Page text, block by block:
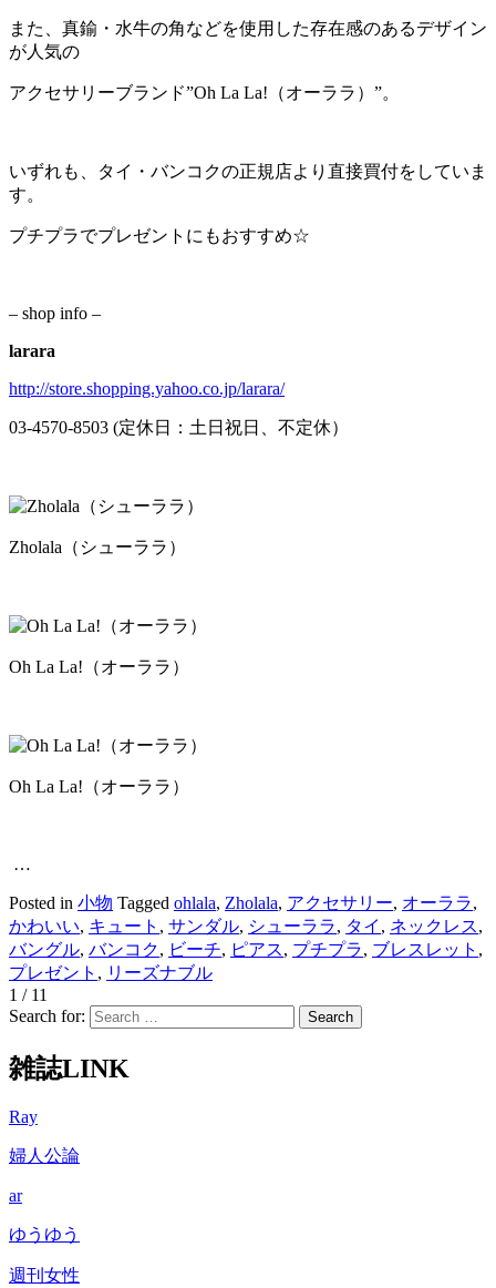
また、真鍮・水牛の角などを使用した存在感のあるデザイン
が人気の
アクセサリーブランド”Oh La La!（オーララ）”。
いずれも、タイ・バンコクの正規店より直接買付をしていま
す。
プチプラでプレゼントにもおすすめ☆
– shop info –
larara
http://store.shopping.yahoo.co.jp/larara/
03-4570-8503 (定休日：土日祝日、不定休）
Zholala（シューララ）
Oh La La!（オーララ）
Oh La La!（オーララ）
…
Posted in 小物 Tagged ohlala, Zholala, アクセサリー, オーララ,
かわいい, キュート , サンダル, シューララ, タイ , ネックレス,
バングル, バンコク, ビーチ, ピアス, プチプラ, ブレスレット ,
プレゼント , リーズナブル
1 / 11
Search for:
雑誌LINK
Ray
婦人公論
ar
ゆうゆう
週刊女性